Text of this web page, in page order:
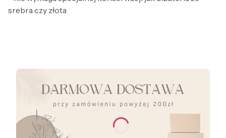
srebra czy złota